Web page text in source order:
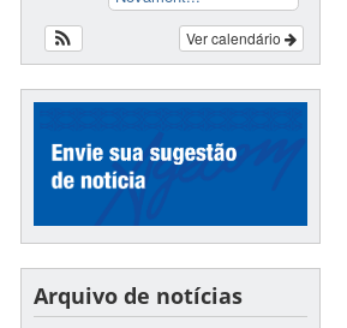
Ver calendário
Arquivo de notícias